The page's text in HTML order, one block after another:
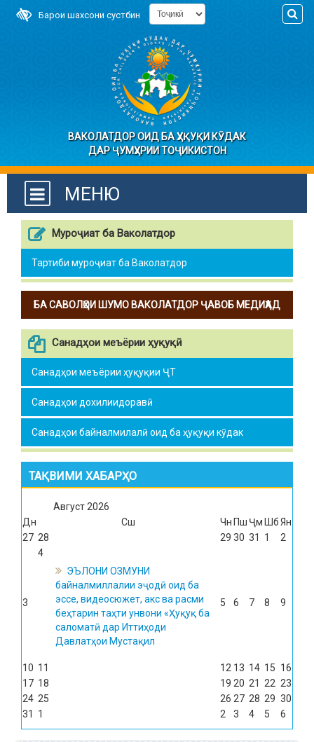
Барои шахсони сустбин
ВАКОЛАТДОР ОИД БА ҲУҚУҚИ КӮДАК
ДАР ҶУМҲУРИИ ТОҶИКИСТОН
МЕНЮ
Муроҷиат ба Ваколатдор
Тартиби муроҷиат ба Ваколатдор
БА САВОЛҲОИ ШУМО ВАКОЛАТДОР ҶАВОБ МЕДИҲАД
Санадҳои меъёрии ҳуқуқӣ
Санадҳои меъёрии ҳуқуқии ҶТ
Санадҳои дохилиидоравӣ
Санадҳои байналмилалӣ оид ба ҳуқуқи кӯдак
ТАҚВИМИ ХАБАРҲО
Август2026
Дн
Сш Чн Пш Ҷм ШбЯн
27 28 29 30 31 1 2
3
4
ЭЪЛОНИ ОЗМУНИ
байналмиллалии эҷодӣ оид ба
эссе, видеосюжет, акс ва расми
беҳтарин таҳти унвони «Ҳуқуқ ба
саломатӣ дар Иттиҳоди
Давлатҳои Мустақил
5 6 7 8 9
10 11 12 13 14 15 16
17 18 19 20 21 22 23
24 25 26 27 28 29 30
31
1 2 3 4 5 6